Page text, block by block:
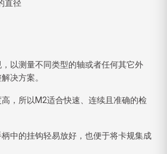
直径
以测量不同类型的轴或者任何其它外
决方案。
，所以M2适合快速、连续且准确的检
中的挂钩轻易放好，也便于将卡规集成